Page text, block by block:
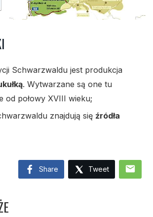
Schwarzwaldu jest produkcja
. Wytwarzane są one tu
od połowy XVIII wieku;
znajdują się źródła
Share Tweet mail